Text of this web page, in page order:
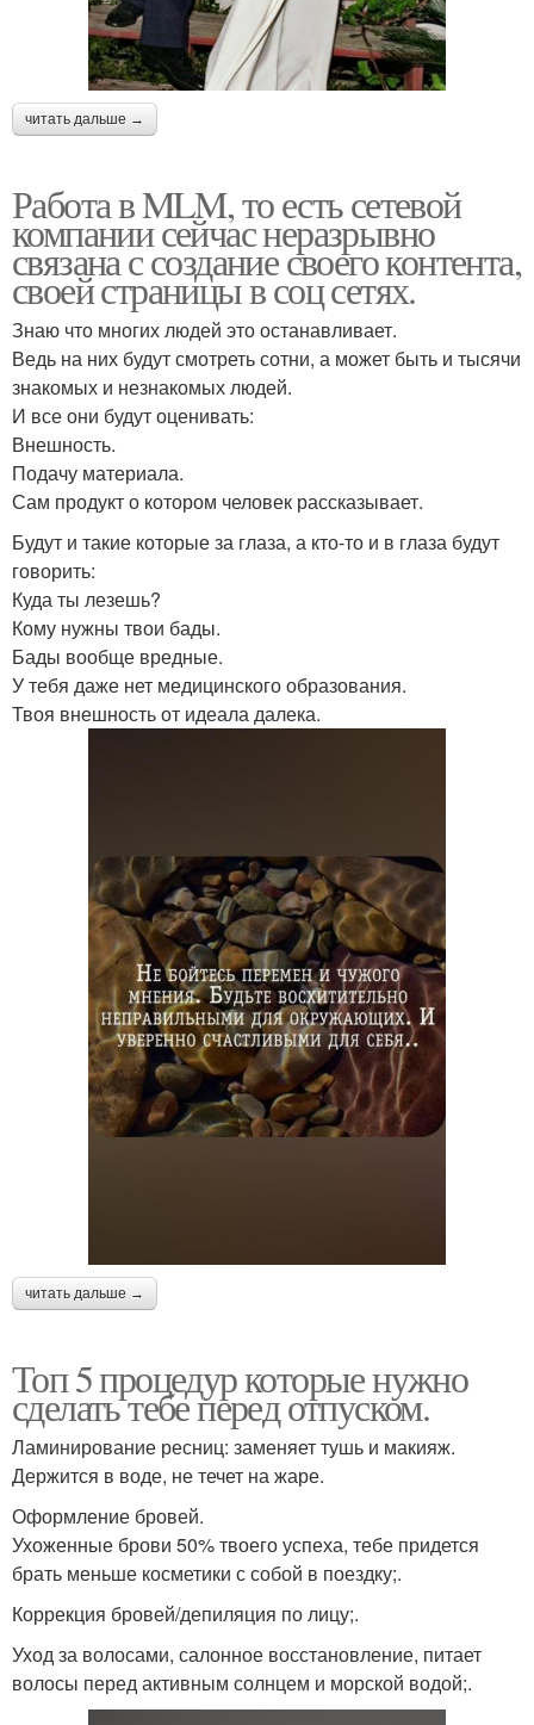
читать дальше →
Работа в MLM, то есть сетевой
компании сейчас неразрывно
связана с создание своего контента,
своей страницы в соц сетях.
Знаю что многих людей это останавливает.
Ведь на них будут смотреть сотни, а может быть и тысячи
знакомых и незнакомых людей.
И все они будут оценивать:
Внешность.
Подачу материала.
Сам продукт о котором человек рассказывает.
Будут и такие которые за глаза, а кто-то и в глаза будут
говорить:
Куда ты лезешь?
Кому нужны твои бады.
Бады вообще вредные.
У тебя даже нет медицинского образования.
Твоя внешность от идеала далека.
читать дальше →
Топ 5 процедур которые нужно
сделать тебе перед отпуском.
Ламинирование ресниц: заменяет тушь и макияж.
Держится в воде, не течет на жаре.
Оформление бровей.
Ухоженные брови 50% твоего успеха, тебе придется
брать меньше косметики с собой в поездку;.
Коррекция бровей/депиляция по лицу;.
Уход за волосами, салонное восстановление, питает
волосы перед активным солнцем и морской водой;.